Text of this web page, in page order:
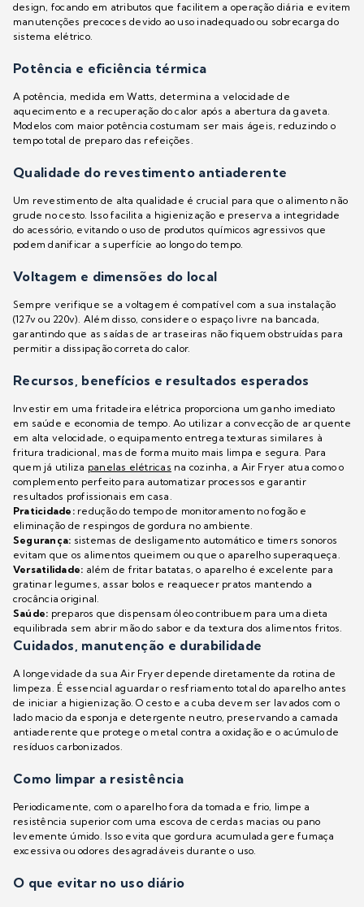
design, focando em atributos que facilitem a operação diária e evitem
manutenções precoces devido ao uso inadequado ou sobrecarga do
sistema elétrico.
Potência e eficiência térmica
A potência, medida em Watts, determina a velocidade de
aquecimento e a recuperação do calor após a abertura da gaveta.
Modelos com maior potência costumam ser mais ágeis, reduzindo o
tempo total de preparo das refeições.
Qualidade do revestimento antiaderente
Um revestimento de alta qualidade é crucial para que o alimento não
grude no cesto. Isso facilita a higienização e preserva a integridade
do acessório, evitando o uso de produtos químicos agressivos que
podem danificar a superfície ao longo do tempo.
Voltagem e dimensões do local
Sempre verifique se a voltagem é compatível com a sua instalação
(127v ou 220v). Além disso, considere o espaço livre na bancada,
garantindo que as saídas de ar traseiras não fiquem obstruídas para
permitir a dissipação correta do calor.
Recursos, benefícios e resultados esperados
Investir em uma fritadeira elétrica proporciona um ganho imediato
em saúde e economia de tempo. Ao utilizar a convecção de ar quente
em alta velocidade, o equipamento entrega texturas similares à
fritura tradicional, mas de forma muito mais limpa e segura. Para
quem já utiliza panelas elétricas na cozinha, a Air Fryer atua como o
complemento perfeito para automatizar processos e garantir
resultados profissionais em casa.
Praticidade:redução do tempo de monitoramento no fogão e
eliminação de respingos de gordura no ambiente.
Segurança: sistemas de desligamento automático e timers sonoros
evitam que os alimentos queimem ou que o aparelho superaqueça.
Versatilidade: além de fritar batatas, o aparelho é excelente para
gratinar legumes, assar bolos e reaquecer pratos mantendo a
crocância original.
Saúde: preparos que dispensam óleo contribuem para uma dieta
equilibrada sem abrir mão do sabor e da textura dos alimentos fritos.
Cuidados, manutenção e durabilidade
A longevidade da sua Air Fryer depende diretamente da rotina de
limpeza. É essencial aguardar o resfriamento total do aparelho antes
de iniciar a higienização. O cesto e a cuba devem ser lavados com o
lado macio da esponja e detergente neutro, preservando a camada
antiaderente que protege o metal contra a oxidação e o acúmulo de
resíduos carbonizados.
Como limpar a resistência
Periodicamente, com o aparelho fora da tomada e frio, limpe a
resistência superior com uma escova de cerdas macias ou pano
levemente úmido. Isso evita que gordura acumulada gere fumaça
excessiva ou odores desagradáveis durante o uso.
O que evitar no uso diário